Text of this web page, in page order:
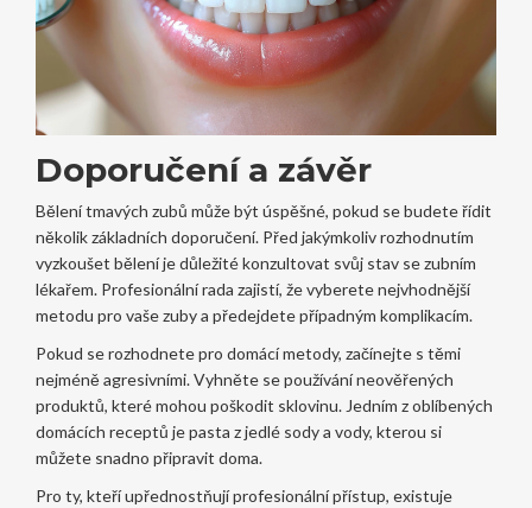
Doporučení a závěr
Bělení tmavých zubů může být úspěšné, pokud se budete řídit
několik základních doporučení. Před jakýmkoliv rozhodnutím
vyzkoušet bělení je důležité konzultovat svůj stav se zubním
lékařem. Profesionální rada zajistí, že vyberete nejvhodnější
metodu pro vaše zuby a předejdete případným komplikacím.
Pokud se rozhodnete pro domácí metody, začínejte s těmi
nejméně agresivními. Vyhněte se používání neověřených
produktů, které mohou poškodit sklovinu. Jedním z oblíbených
domácích receptů je pasta z jedlé sody a vody, kterou si
můžete snadno připravit doma.
Pro ty, kteří upřednostňují profesionální přístup, existuje